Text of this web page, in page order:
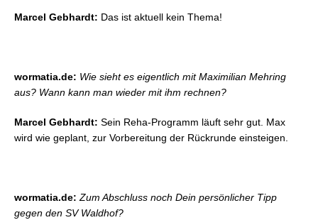
Marcel Gebhardt: Das ist aktuell kein Thema!
wormatia.de: Wie sieht es eigentlich mit Maximilian Mehring
aus? Wann kann man wieder mit ihm rechnen?
Marcel Gebhardt: Sein Reha-Programm läuft sehr gut. Max
wird wie geplant, zur Vorbereitung der Rückrunde einsteigen.
wormatia.de:Zum Abschluss noch Dein persönlicher Tipp
gegen den SV Waldhof?